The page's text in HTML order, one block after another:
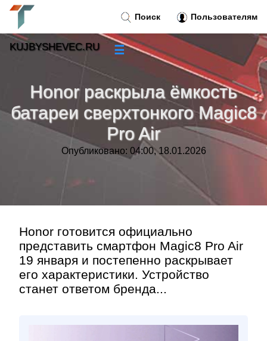
Honor раскрыла ёмкость
батареи сверхтонкого Magic8
Pro Air
Опубликовано: 04:00, 18.01.2026
Honor готовится официально
представить смартфон Magic8 Pro Air
19 января и постепенно раскрывает
его характеристики. Устройство
станет ответом бренда...
Поиск Пользователям
KUJBYSHEVEC.RU ☰
Новости»
Тренды новостей»
Рубрики»
Контакт»